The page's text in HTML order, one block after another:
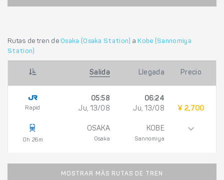
Rutas de tren deOsaka (Osaka Station) a Kobe (Sannomiya
Station)
Salida Llegada Precio
Rapid
0h 26m
05:58
Ju, 13/08
OSAKA
Osaka
06:24
Ju, 13/08
KOBE
Sannomiya
¥ 2,700
MOSTRAR MÁS RUTAS DE TREN